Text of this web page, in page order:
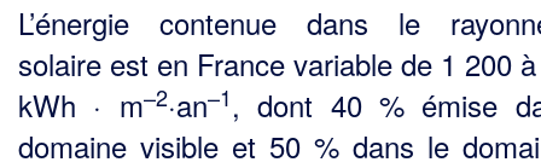
L’énergie contenue dans le
solaire est en France variable de 1 200
kWh · m–2·an–1, dont 40 % émise
domaine visible et 50 % dans le